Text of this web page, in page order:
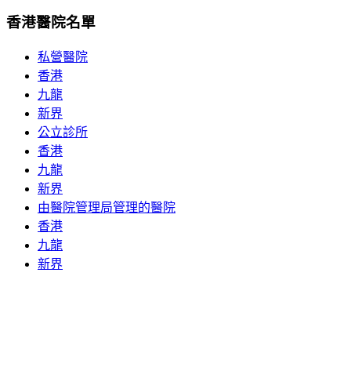
香港醫院名單
私營醫院
香港
九龍
新界
公立診所
香港
九龍
新界
由醫院管理局管理的醫院
香港
九龍
新界